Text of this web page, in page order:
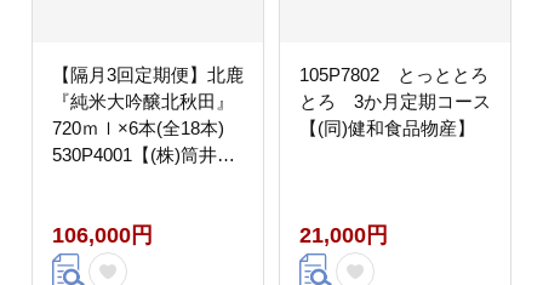
【隔月3回定期便】北鹿
『純米大吟醸北秋田』
720ｍｌ×6本(全18本)
530P4001【(株)筒井商
106,000円
105P7802 とっととろ
とろ 3か月定期コース
【(同)健和食品物産】
21,000円